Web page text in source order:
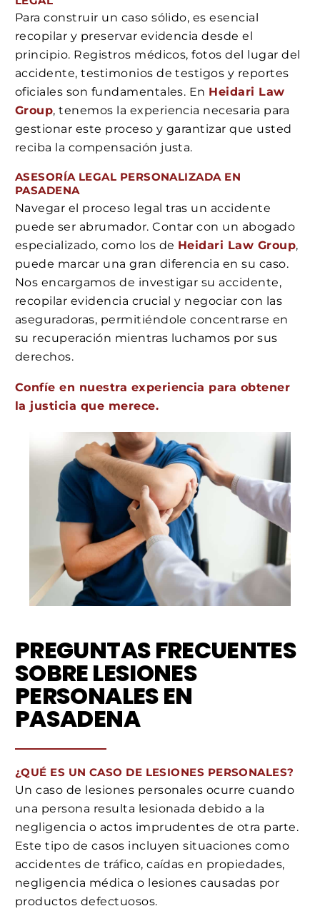
Para construir un caso sólido, es esencial
recopilar y preservar evidencia desde el
principio. Registros médicos, fotos del lugar del
accidente, testimonios de testigos y reportes
oficiales son fundamentales. En Heidari Law
Group, tenemos la experiencia necesaria para
gestionar este proceso y garantizar que usted
reciba la compensación justa.
ASESORÍA LEGAL PERSONALIZADA EN
PASADENA
Navegar el proceso legal tras un accidente
puede ser abrumador. Contar con un abogado
especializado, como los de Heidari Law Group,
puede marcar una gran diferencia en su caso.
Nos encargamos de investigar su accidente,
recopilar evidencia crucial y negociar con las
aseguradoras, permitiéndole concentrarse en
su recuperación mientras luchamos por sus
derechos.
Confíe en nuestra experiencia para obtener
la justicia que merece.
PREGUNTAS FRECUENTES
SOBRE LESIONES
PERSONALES EN
PASADENA
¿QUÉ ES UN CASO DE LESIONES PERSONALES?
Un caso de lesiones personales ocurre cuando
una persona resulta lesionada debido a la
negligencia o actos imprudentes de otra parte.
Este tipo de casos incluyen situaciones como
accidentes de tráfico, caídas en propiedades,
negligencia médica o lesiones causadas por
productos defectuosos.